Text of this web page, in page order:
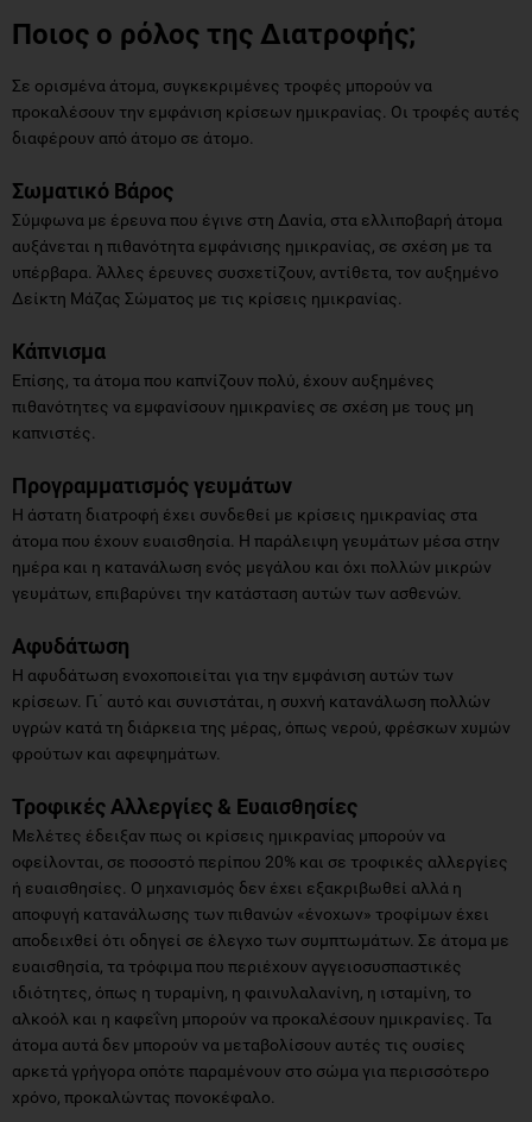
Ποιος ο ρόλος της Διατροφής;
Σε ορισμένα άτομα, συγκεκριμένες τροφές μπορούν να
προκαλέσουν την εμφάνιση κρίσεων ημικρανίας. Οι τροφές αυτές
διαφέρουν από άτομο σε άτομο.
Σωματικό Βάρος
Σύμφωνα με έρευνα που έγινε στη Δανία, στα ελλιποβαρή άτομα
αυξάνεται η πιθανότητα εμφάνισης ημικρανίας, σε σχέση με τα
υπέρβαρα. Άλλες έρευνες συσχετίζουν, αντίθετα, τον αυξημένο
Δείκτη Μάζας Σώματος με τις κρίσεις ημικρανίας.
Κάπνισμα
Επίσης, τα άτομα που καπνίζουν πολύ, έχουν αυξημένες
πιθανότητες να εμφανίσουν ημικρανίες σε σχέση με τους μη
καπνιστές.
Προγραμματισμός γευμάτων
Η άστατη διατροφή έχει συνδεθεί με κρίσεις ημικρανίας στα
άτομα που έχουν ευαισθησία. Η παράλειψη γευμάτων μέσα στην
ημέρα και η κατανάλωση ενός μεγάλου και όχι πολλών μικρών
γευμάτων, επιβαρύνει την κατάσταση αυτών των ασθενών.
Αφυδάτωση
Η αφυδάτωση ενοχοποιείται για την εμφάνιση αυτών των
κρίσεων. Γι΄ αυτό και συνιστάται, η συχνή κατανάλωση πολλών
υγρών κατά τη διάρκεια της μέρας, όπως νερού, φρέσκων χυμών
φρούτων και αφεψημάτων.
Τροφικές Αλλεργίες & Ευαισθησίες
Μελέτες έδειξαν πως οι κρίσεις ημικρανίας μπορούν να
οφείλονται, σε ποσοστό περίπου 20% και σε τροφικές αλλεργίες
ή ευαισθησίες. Ο μηχανισμός δεν έχει εξακριβωθεί αλλά η
αποφυγή κατανάλωσης των πιθανών «ένοχων» τροφίμων έχει
αποδειχθεί ότι οδηγεί σε έλεγχο των συμπτωμάτων. Σε άτομα με
ευαισθησία, τα τρόφιμα που περιέχουν αγγειοσυσπαστικές
ιδιότητες, όπως η τυραμίνη, η φαινυλαλανίνη, η ισταμίνη, το
αλκοόλ και η καφεΐνη μπορούν να προκαλέσουν ημικρανίες. Τα
άτομα αυτά δεν μπορούν να μεταβολίσουν αυτές τις ουσίες
αρκετά γρήγορα οπότε παραμένουν στο σώμα για περισσότερο
χρόνο, προκαλώντας πονοκέφαλο.